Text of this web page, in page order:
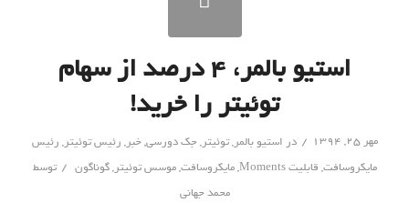
استیو بالمر، ۴ درصد از سهام
توئیتر را خرید!
مهر ۲۵, ۱۳۹۴ / در استیو بالمر,توئیتر,جک دورسی,خبر, رئیس توئیتر, رئیس
مایکروسافت, قابلیت Moments ,مایکروسافت,موسس توئیتر,گوناگون / توسط
محمد جهانی